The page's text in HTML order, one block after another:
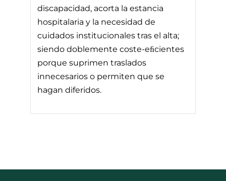
discapacidad, acorta la estancia
hospitalaria y la necesidad de
cuidados institucionales tras el alta;
siendo doblemente coste-eﬁcientes
porque suprimen traslados
innecesarios o permiten que se
hagan diferidos.